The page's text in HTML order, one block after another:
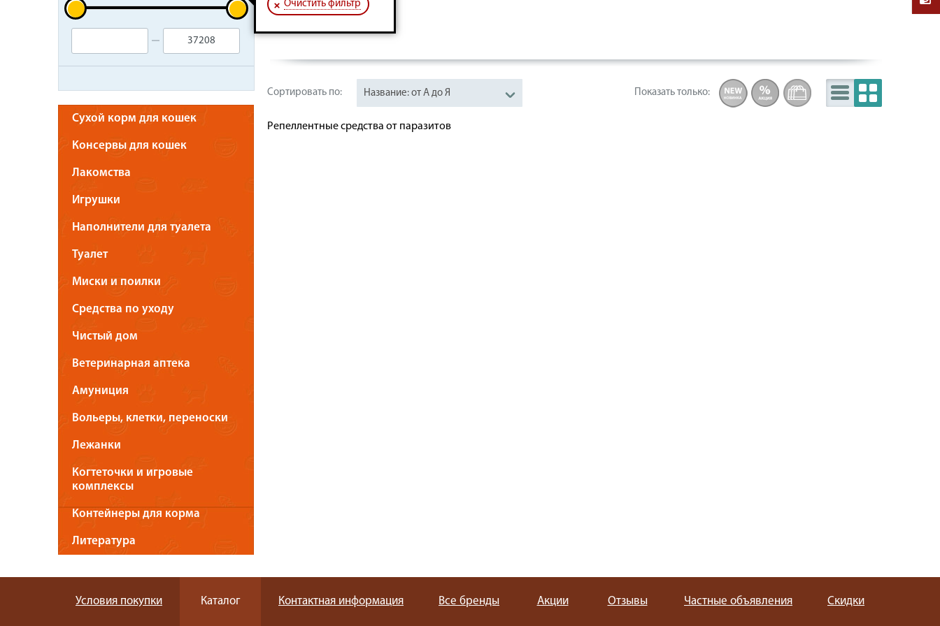
Очистить фильтр
Сухой корм для кошек
Консервы для кошек
Лакомства
Игрушки
Наполнители для туалета
Туалет
Миски и поилки
Средства по уходу
Чистый дом
Ветеринарная аптека
Амуниция
Вольеры, клетки, переноски
Лежанки
Когтеточки и игровые
комплексы
Контейнеры для корма
Литература
Подгузники Трава
Сортировать по: Название: от А до Я Показатьтолько:
Репеллентные средства от паразитов
Условия покупки Каталог Контактная информация Все бренды Акции Отзывы Частные объявления Скидки